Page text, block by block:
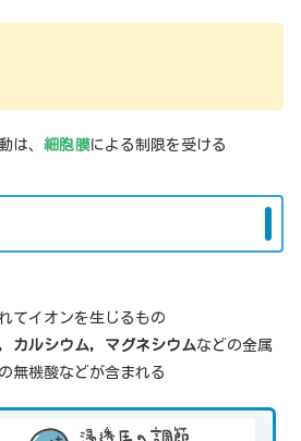
は、 細胞膜による制限を受ける
てイオンを生じるもの
カルシウム，マグネシウムなどの金属
無機酸などが含まれる